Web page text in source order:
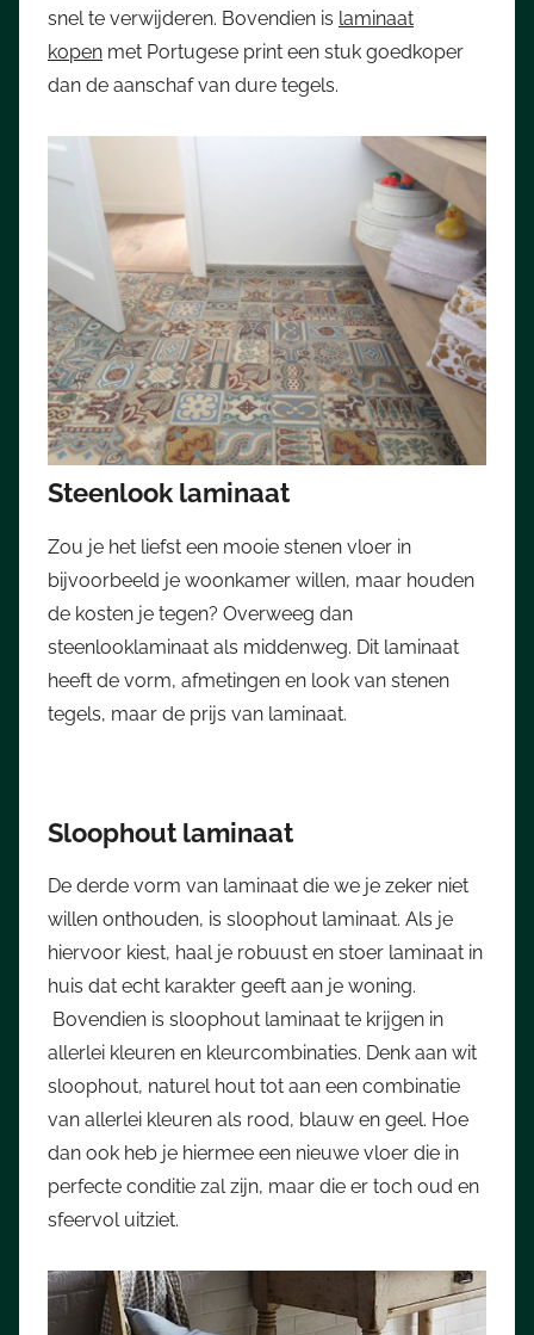
snel te verwijderen. Bovendien is laminaat
kopen met Portugese print een stuk goedkoper
dan de aanschaf van dure tegels.
Steenlook laminaat
Zou je het liefst een mooie stenen vloer in
bijvoorbeeld je woonkamer willen, maar houden
de kosten je tegen? Overweeg dan
steenlooklaminaat als middenweg. Dit laminaat
heeft de vorm, afmetingen en look van stenen
tegels, maar de prijs van laminaat.
Sloophout laminaat
De derde vorm van laminaat die we je zeker niet
willen onthouden, is sloophout laminaat. Als je
hiervoor kiest, haal je robuust en stoer laminaat in
huis dat echt karakter geeft aan je woning.
Bovendien is sloophout laminaat te krijgen in
allerlei kleuren en kleurcombinaties. Denk aan wit
sloophout, naturel hout tot aan een combinatie
van allerlei kleuren als rood, blauw en geel. Hoe
dan ook heb je hiermee een nieuwe vloer die in
perfecte conditie zal zijn, maar die er toch oud en
sfeervol uitziet.